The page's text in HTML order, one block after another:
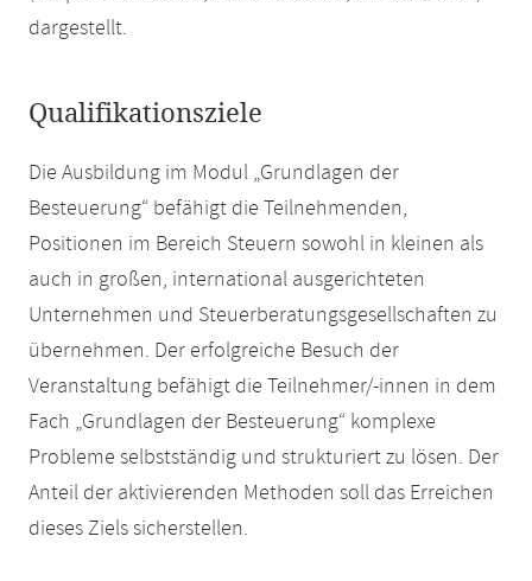
dargestellt.
Qualifikationsziele
Die Ausbildung im Modul „Grundlagen der
Besteuerung“ befähigt die Teilnehmenden,
Positionen im Bereich Steuern sowohl in kleinen als
auch in großen, international ausgerichteten
Unternehmen und Steuerberatungsgesellschaften zu
übernehmen. Der erfolgreiche Besuch der
Veranstaltung befähigt die Teilnehmer/-innen in dem
Fach „Grundlagen der Besteuerung“ komplexe
Probleme selbstständig und strukturiert zu lösen. Der
Anteil der aktivierenden Methoden soll das Erreichen
dieses Ziels sicherstellen.